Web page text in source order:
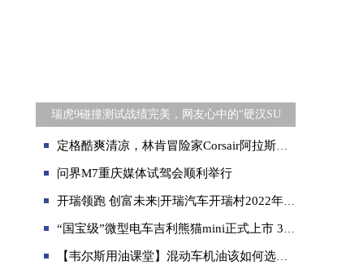
瑞虎9碰撞测试战绩完美，网友心中的“硬汉SU
定格酷爽清凉，林肯冒险家Corsair阿拉斯加冰川限量版上市
问界M7重庆媒体试驾会顺利举行
开瑞领跑 创富未来|开瑞汽车开瑞村2022年学子关爱计划正式启动！
“国宝级”微型电车吉利熊猫mini正式上市 3.99万元认养回家
【韦尔斯用油课堂】混动车机油该如何选择？